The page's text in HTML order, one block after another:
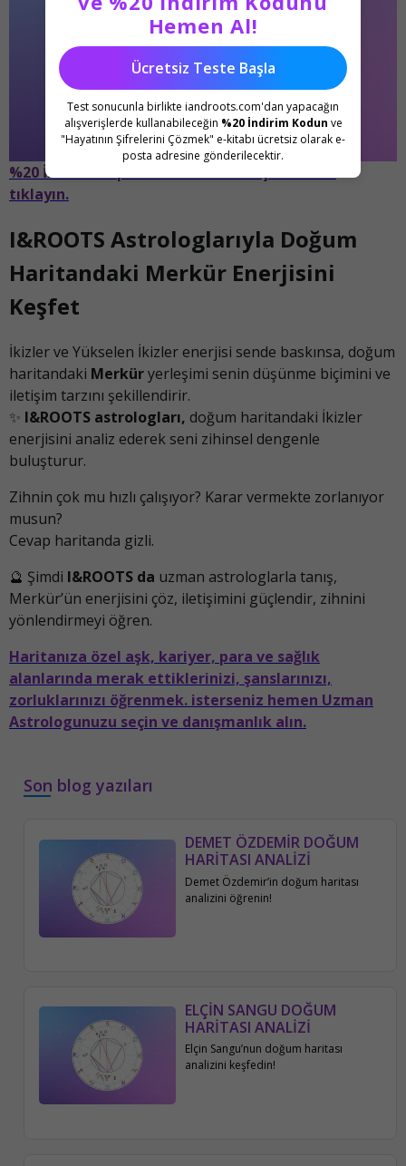
Hemen Al!
Ücretsiz Teste Başla
Test sonucunla birlikte iandroots.com'dan yapacağın
alışverişlerde kullanabileceğin %20 İndirim Kodun ve
"Hayatının Şifrelerini Çözmek" e-kitabı ücretsiz olarak e-
posta adresine gönderilecektir.
%20 İndirim Kuponunu kullanmak için hemen
tıklayın.
I&ROOTS Astrologlarıyla Doğum
Haritandaki Merkür Enerjisini
Keşfet
İkizler ve Yükselen İkizler enerjisi sende baskınsa, doğum
haritandaki Merküryerleşimi senin düşünme biçimini ve
iletişim tarzını şekillendirir.
✨ I&ROOTS astrologları, doğum haritandaki İkizler
enerjisini analiz ederek seni zihinsel dengenle
buluşturur.
Zihnin çok mu hızlı çalışıyor? Karar vermekte zorlanıyor
musun?
Cevap haritanda gizli.
🔮 Şimdi I&ROOTS da uzman astrologlarla tanış,
Merkür’ün enerjisini çöz, iletişimini güçlendir, zihnini
yönlendirmeyi öğren.
Haritanıza özel aşk, kariyer, para ve sağlık
alanlarında merak ettiklerinizi, şanslarınızı,
zorluklarınızı öğrenmek. isterseniz hemen Uzman
Astrologunuzu seçin ve danışmanlık alın.
Son blog yazıları
DEMET ÖZDEMİR DOĞUM
HARİTASI ANALİZİ
Demet Özdemir’in doğum haritası
analizini öğrenin!
ELÇİN SANGU DOĞUM
HARİTASI ANALİZİ
Elçin Sangu’nun doğum haritası
analizini keşfedin!